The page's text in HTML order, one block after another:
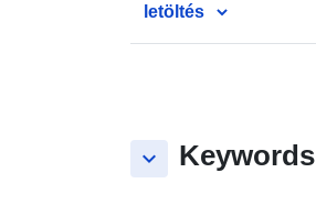
letöltés
keyboard_arrow_down Keywords